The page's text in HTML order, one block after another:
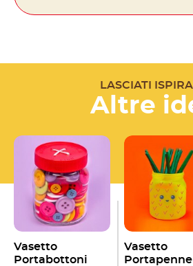
LASCIATI
Altre
Vasetto
Portabottoni
Vasetto
Portapenne